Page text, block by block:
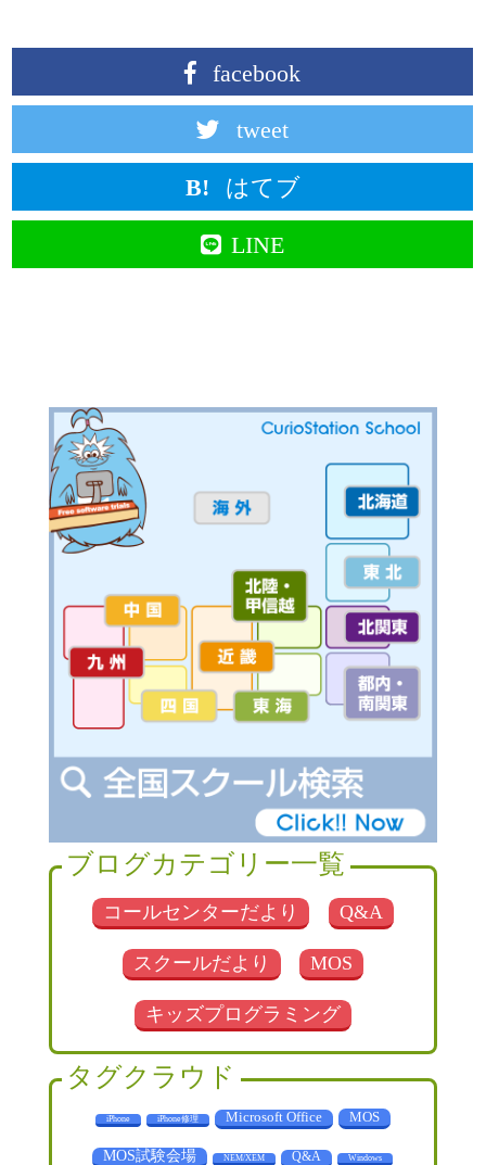
facebook
tweet
はてブ
LINE
ブログカテゴリー一覧
コールセンターだより Q&A
スクールだより MOS
キッズプログラミング
タグクラウド
iPhone iPhone修理 Microsoft Office MOS
MOS試験会場 NEM/XEM Q&A Windows